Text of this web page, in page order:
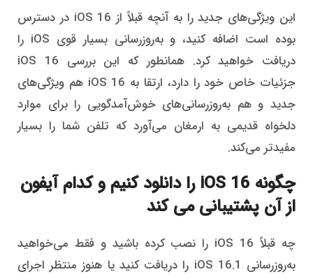
این ویژگی‌های جدید را به آنچه قبلاً از iOS 16 در دسترس
بوده است اضافه کنید، و به‌روزرسانی بسیار قوی iOS را
دریافت خواهید کرد. همانطور که این بررسی iOS 16
جزئیات خاص خود را دارد، ارتقا به iOS 16 هم ویژگی‌های
جدید و هم به‌روزرسانی‌های خوش‌آمدگویی را برای موارد
دلخواه قدیمی به ارمغان می‌آورد که تلفن شما را بسیار
مفیدتر می‌کند.
چگونه iOS 16 را دانلود کنیم و کدام آیفون
از آن پشتیبانی می کند
چه قبلاً iOS 16 را نصب کرده باشید و فقط می‌خواهید
به‌روزرسانی iOS 16.1 را دریافت کنید یا هنوز منتظر اجرای